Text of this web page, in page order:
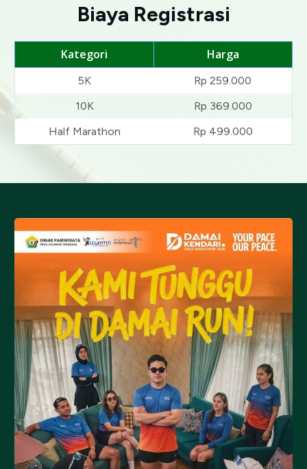
Biaya Registrasi
Kategori Harga
5K
Rp 259.000
10K
Rp 369.000
Half Marathon
Rp 499.000